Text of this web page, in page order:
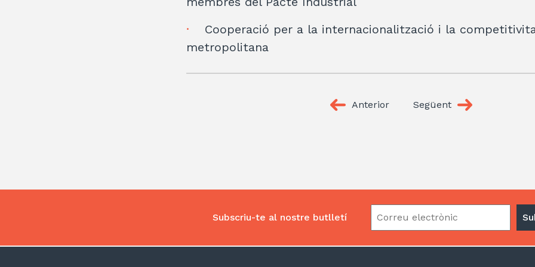
Cooperació per a la internacionalització i la
metropolitana
Anterior Següent
Subscriu-te al nostre butlletí